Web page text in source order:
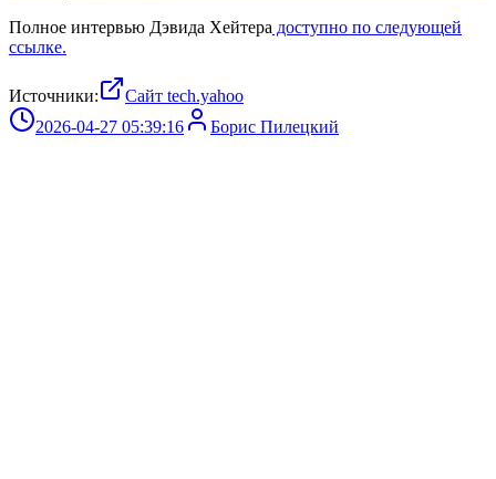
Полное интервью Дэвида Хейтера доступно по следующей
ссылке.
Источники:
Сайт tech.yahoo
2026-04-27 05:39:16
Борис Пилецкий